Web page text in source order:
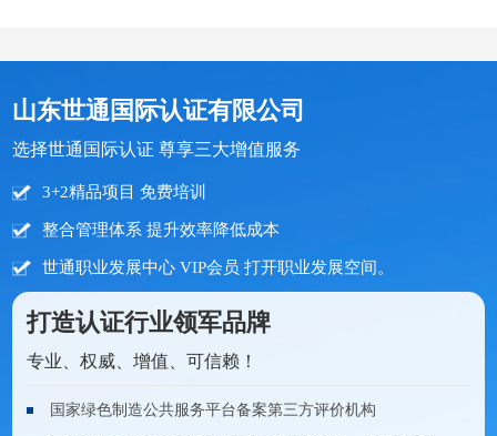
山东世通国际认证有限公司
选择世通国际认证 尊享三大增值服务
3+2精品项目 免费培训
整合管理体系 提升效率降低成本
世通职业发展中心 VIP会员 打开职业发展空间。
打造认证行业领军品牌
专业、权威、增值、可信赖！
国家绿色制造公共服务平台备案第三方评价机构